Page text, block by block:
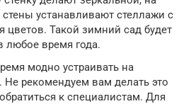
стены устанавливают стеллажи с
цветов. Такой зимний сад будет
любое время года.
модно устраивать на
Не рекомендуем вам делать это
к специалистам. Для